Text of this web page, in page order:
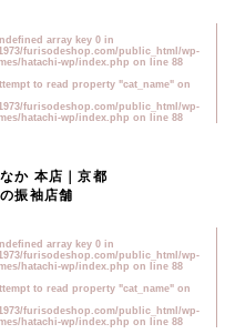
array key 0 in
furisodeshop.com/public_html/wp-
hatachi-wp/index.php on line88
to read property "cat_name" on
furisodeshop.com/public_html/wp-
hatachi-wp/index.php on line88
か 本店｜京都
振袖店舗
array key 0 in
furisodeshop.com/public_html/wp-
hatachi-wp/index.php on line88
to read property "cat_name" on
furisodeshop.com/public_html/wp-
hatachi-wp/index.php on line88